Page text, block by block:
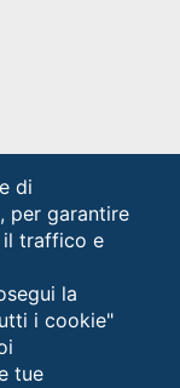
di
per garantire
il traffico e
la
i cookie"
tue